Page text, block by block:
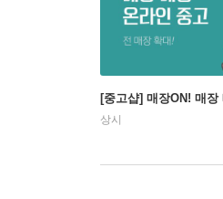
[중고샵] 매장ON! 매
상시